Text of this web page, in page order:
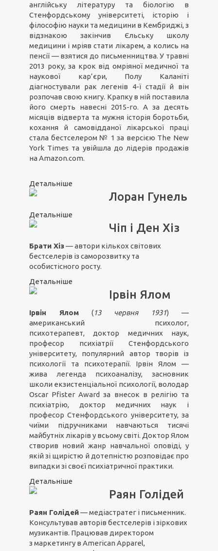
англійську літературу та біологію в
Стенфордському університеті, історію і
філософію науки та медицини в Кембриджі, з
відзнакою закінчив Єльську школу
медицини і мріяв стати лікарем, а колись на
пенсії — взятися до письменництва. У травні
2013 року, за крок від омріяної медичної та
наукової кар’єри, Полу Каланіті
діагностували рак легенів 4-ї стадії й він
розпочав свою книгу. Крапку в ній поставила
його смерть навесні 2015-го. А за десять
місяців відверта та мужня історія боротьби,
кохання й самовідданої лікарської праці
стала бестселером № 1 за версією The New
York Times та увійшла до лідерів продажів
на Amazon.com.
Детальніше
Лоран Гунель
Детальніше
Чіп і Ден Хіз
Брати Хіз— автори кількох світових
бестселерів із саморозвитку та
особистісного росту.
Детальніше
Ірвін Ялом
Ірвін Ялом (13 червня 1931) —
американський психолог,
психотерапевт, доктор медичних наук,
професор психіатрії Стенфордського
університету, популярний автор творів із
психології та психотерапії. Ірвін Ялом —
жива легенда психоаналізу, засновник
школи екзистенціальної психології, володар
Oscar Pfister Award за внесок в релігію та
психіатрію, доктор медичних наук і
професор Стенфордського університету, за
чиїми підручниками навчаються тисячі
майбутніх лікарів у всьому світі. Доктор Ялом
створив новий жанр навчальної оповіді, у
якій зі щирістю й дотепністю розповідає про
випадки зі своєї психіатричної практики.
Детальніше
Раян Голідей
Раян Голідей— медіастратег і письменник.
Консультував авторів бестселерів і зіркових
музикантів. Працював директором
з маркетингу в American Apparel,